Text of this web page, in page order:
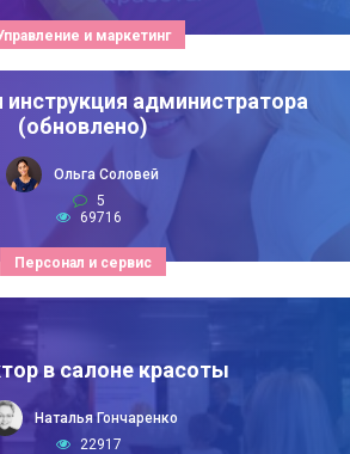
и маркетинг
Персонал и сервис
администратора
(обновлено)
Ольга Соловей
5
69716
в салоне красоты
Наталья Гончаренко
22917